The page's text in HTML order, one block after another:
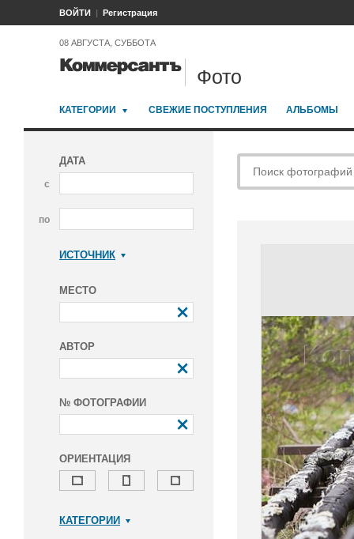
ВОЙТИ Регистрация
08 АВГУСТА, СУББОТА
Фото
КАТЕГОРИИ СВЕЖИЕ ПОСТУПЛЕНИЯ АЛЬБОМЫ
ДАТА
с
по
ИСТОЧНИК
МЕСТО
АВТОР
№ ФОТОГРАФИИ
ОРИЕНТАЦИЯ
КАТЕГОРИИ